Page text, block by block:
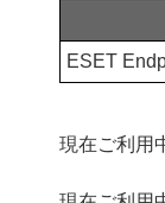
ESET
現在ご利用